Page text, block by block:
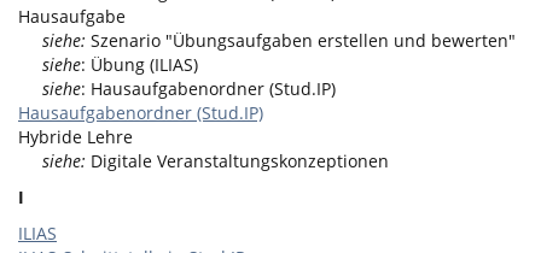
Hausaufgabe
siehe: Szenario "Übungsaufgaben erstellen und bewerten"
siehe: Übung (ILIAS)
siehe: Hausaufgabenordner (Stud.IP)
Hausaufgabenordner (Stud.IP)
Hybride Lehre
siehe: Digitale Veranstaltungskonzeptionen
I
ILIAS